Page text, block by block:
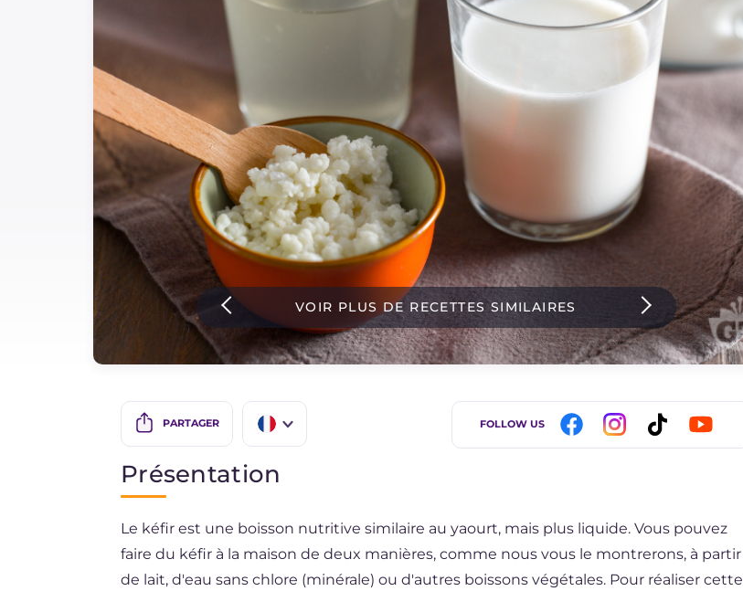
Pizzas et focaccia
Gateaux et patisserie
Dernieres recettes
IT Website
Instagram
YouTube
VOIR PLUS DE RECETTES SIMILAIRES
PARTAGER
DE
FOLLOW US
Présentation
Le kéfir est une boisson nutritive similaire au yaourt, mais plus liquide. Vous pouvez
faire du kéfir à la maison de deux manières, comme nous vous le montrerons, à partir
de lait, d'eau sans chlore (minérale) ou d'autres boissons végétales. Pour réaliser cette